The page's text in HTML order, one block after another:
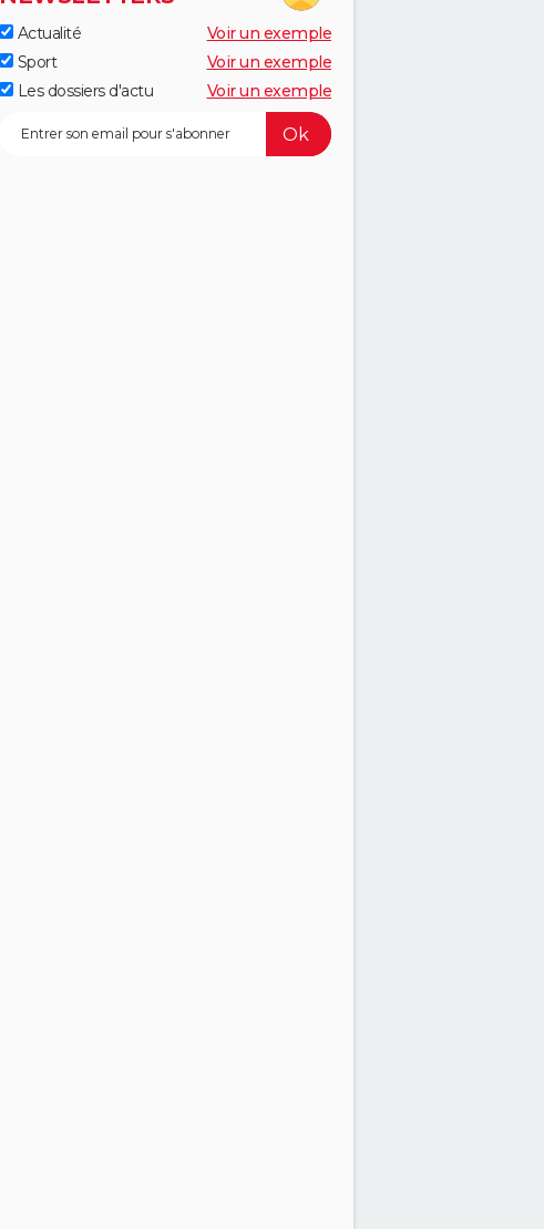
Actualité
Voir un exemple
Sport
Voir un exemple
Les dossiers d'actu
Voir un exemple